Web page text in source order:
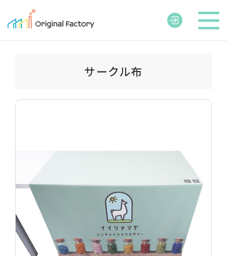
サークル布